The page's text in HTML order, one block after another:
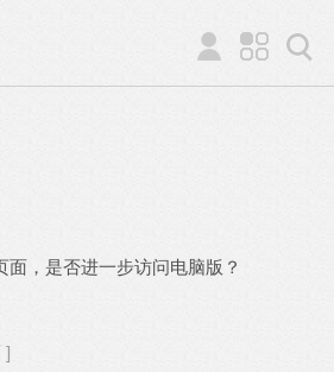
面，是否进一步访问电脑版？
]